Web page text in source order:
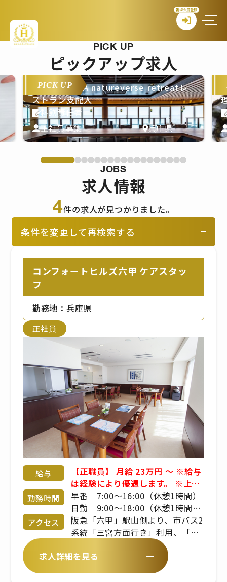
新規会員登録
PICK UP
ピックアップ求人
PICK UP
THE PASONA natureverse retreatレ
ストラン支配人
料飲責任者
正社員募集
兵庫県
JOBS
求人情報
4件の求人が見つかりました。
条件を変更して再検索する
コンフォートヒルズ六甲 ケアスタッ
フ
勤務地：兵庫県
正社員
給与
【正職員】 月給 23万円 〜 ※給与
は経験により優遇します。 ※上記
月給は、基本給15万円、初任者研
修修了者の業務手当3万円、夜勤手
当3.2万円、処遇改善手当1.55万
円、住宅手当（その他）3,000円
を含みます。 給与詳細 ■介護福祉
士 月給19万円～・基本給 15万
円～・業務手当 4万円 ■介護職
勤務時間
早番 7:00～16:00（休憩1時間）
日勤 9:00～18:00（休憩1時間）
遅番 11:00～20:00（休憩1時
間）夜勤 17:00～翌10:00（休憩
アクセス
阪急「六甲」駅山側より、市バス2
系統「三宮方面行き」利用、「篠
原本町3丁目」下車、北へ徒歩5
分。
求人詳細を見る